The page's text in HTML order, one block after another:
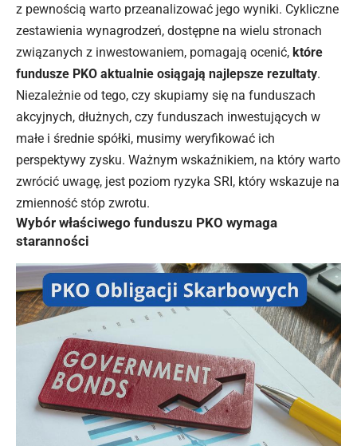
z pewnością warto przeanalizować jego wyniki. Cykliczne
zestawienia wynagrodzeń, dostępne na wielu stronach
związanych z inwestowaniem, pomagają ocenić, które
fundusze PKO aktualnie osiągają najlepsze rezultaty.
Niezależnie od tego, czy skupiamy się na funduszach
akcyjnych, dłużnych, czy funduszach inwestujących w
małe i średnie spółki, musimy weryfikować ich
perspektywy zysku. Ważnym wskaźnikiem, na który warto
zwrócić uwagę, jest poziom ryzyka SRI, który wskazuje na
zmienność stóp zwrotu.
Wybór właściwego funduszu PKO wymaga
staranności